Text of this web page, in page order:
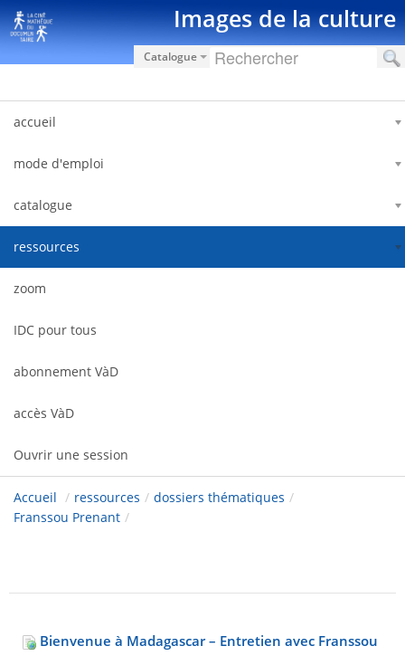
Saut au contenu Images de la culture
Catalogue
accueil
mode d'emploi
catalogue
ressources
zoom
IDC pour tous
abonnement VàD
accès VàD
Ouvrir une session
Accueil / ressources / dossiers thématiques /
Franssou Prenant /
Bienvenue à Madagascar – Entretien avec Franssou